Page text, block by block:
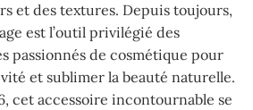
et des textures. Depuis toujours,
est l’outil privilégié des
passionnés de cosmétique pour
et sublimer la beauté naturelle.
cet accessoire incontournable se